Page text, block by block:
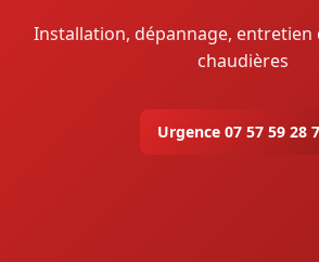
Installation, dépannage, entretien
chaudières
Urgence 07 57 59 28